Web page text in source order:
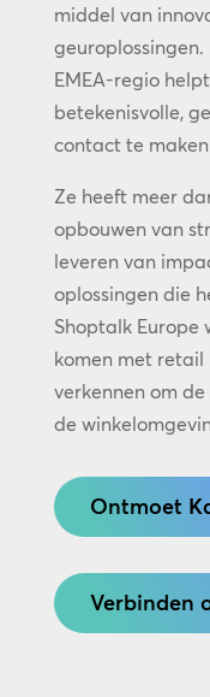
middel van
EMEA-regio
betekenisvolle,
contact te
Ze heeft meer
opbouwen van
leveren van
oplossingen die
Shoptalk
komen met retail
verkennen om
de
Ontmoet
Verbinden